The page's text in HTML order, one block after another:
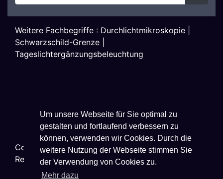
Um unsere Webseite für Sie optimal zu
gestalten und fortlaufend verbessern zu
können, verwenden wir Cookies. Durch die
weitere Nutzung der Webseite stimmen Sie
der Verwendung von Cookies zu.
Mehr dazu
Weitere Fachbegriffe : Durchlichtmikroskopie
Schwarzschild-Grenze
Tageslichtergänzungsbeleuchtung
Copyright © 2026Techniklexikon.net - All Rights
Reserved.